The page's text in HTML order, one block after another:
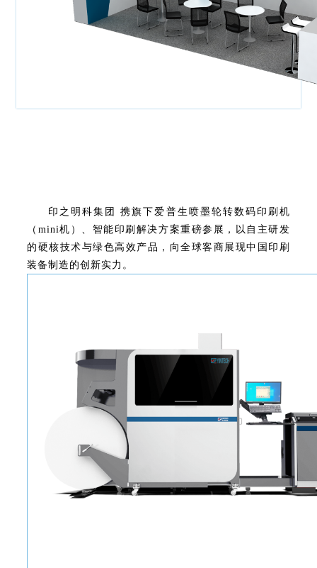
印之明科集团 携旗下爱普生喷墨轮转数码印刷机
（mini机）、智能印刷解决方案重磅参展，以自主研发
的硬核技术与绿色高效产品，向全球客商展现中国印刷
装备制造的创新实力。